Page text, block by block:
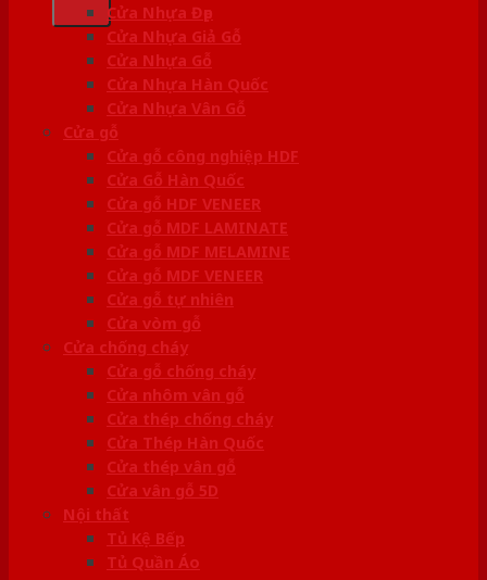
Cửa Nhựa Đẹp
Cửa Nhựa Giả Gỗ
Cửa Nhựa Gỗ
Cửa Nhựa Hàn Quốc
Cửa Nhựa Vân Gỗ
Cửa gỗ
Cửa gỗ công nghiệp HDF
Cửa Gỗ Hàn Quốc
Cửa gỗ HDF VENEER
Cửa gỗ MDF LAMINATE
Cửa gỗ MDF MELAMINE
Cửa gỗ MDF VENEER
Cửa gỗ tự nhiên
Cửa vòm gỗ
Cửa chống cháy
Cửa gỗ chống cháy
Cửa nhôm vân gỗ
Cửa thép chống cháy
Cửa Thép Hàn Quốc
Cửa thép vân gỗ
Cửa vân gỗ 5D
Nội thất
Tủ Kệ Bếp
Tủ Quần Áo